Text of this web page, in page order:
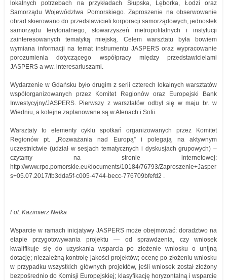
lokalnych potrzebach na przykładach Słupska, Lęborka, Łodzi oraz
Samorządu Województwa Pomorskiego. Zaproszenie na obserwowanie
obrad skierowano do przedstawicieli korporacji samorządowych, jednostek
samorządu terytorialnego, stowarzyszeń metropolitalnych i instytucji
zainteresowanych tematyką miejską. Celem warsztatu była bowiem
wymiana informacji na temat instrumentu JASPERS oraz wypracowanie
porozumienia dotyczącego współpracy między przedstawicielami
JASPERS a ww. interesariuszami.
Wydarzenie w Gdańsku było drugim z serii czterech lokalnych warsztatów
współorganizowanych przez Komitet Regionów oraz Europejski Bank
Inwestycyjny/JASPERS. Pierwszy z warsztatów odbył się w maju br. w
Wiedniu, a kolejne zaplanowane są w Atenach i Sofii.
Warsztaty to elementy cyklu spotkań organizowanych przez Komitet
Regionów pt. „Rozważania nad Europą” i polegają na aktywnym
uczestnictwie (udział w sesjach tematycznych i dyskusjach grupowych) –
czytamy na stronie internetowej:
http://www.rpo.pomorskie.eu/documents/10184/76793/Zaproszenie+Jasper
s+05.07.2017/fb3dda5f-c005-4744-becc-776709bfefd2 .
Fot. Kazimierz Netka
Wsparcie w ramach inicjatywy JASPERS może obejmować: doradztwo na
etapie przygotowywania projektu — od sprawdzenia, czy wniosek
kwalifikuje się do uzyskania wsparcia po złożenie wniosku o unijną
dotację; niezależną kontrolę jakości projektów; ocenę po złożeniu wniosku
w przypadku wszystkich głównych projektów, jeśli wniosek został złożony
bezpośrednio do Komisji Europejskiej; klasyfikację horyzontalną i wsparcie